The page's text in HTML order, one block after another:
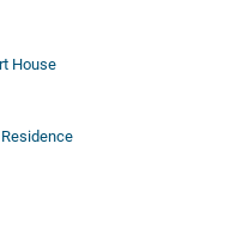
House